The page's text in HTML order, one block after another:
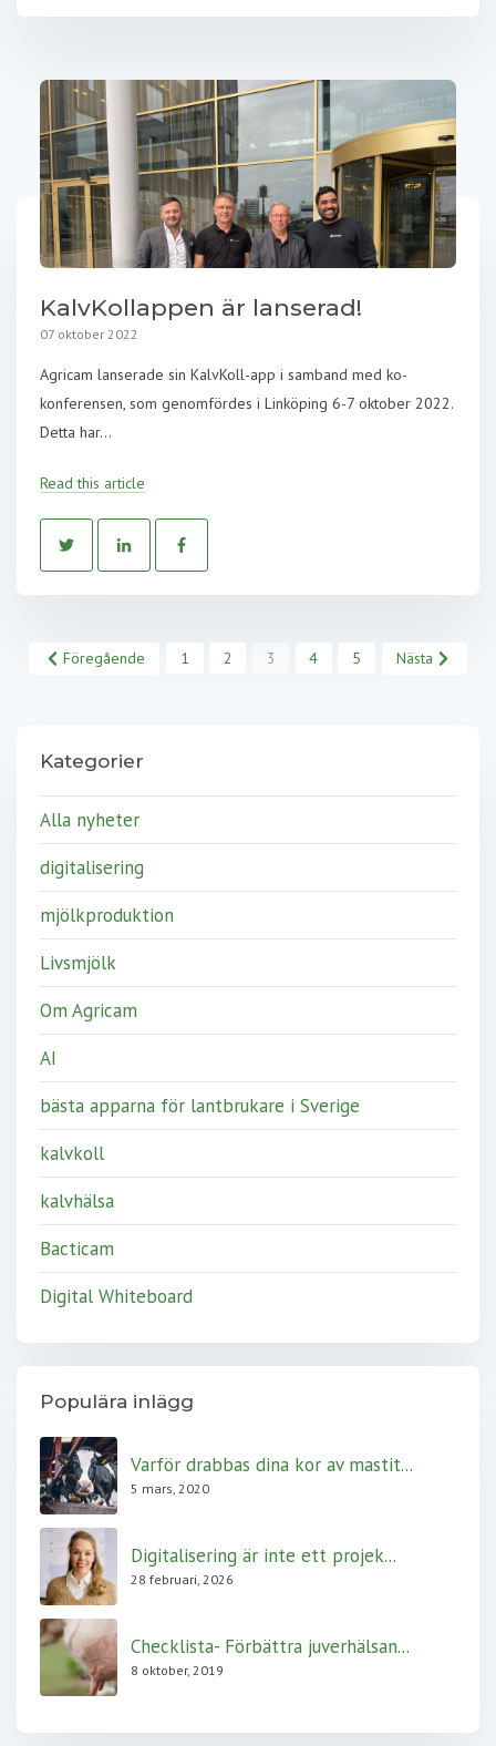
KalvKollappen är lanserad!
07 oktober 2022
Agricam lanserade sin KalvKoll-app i samband med ko-
konferensen, som genomfördes i Linköping 6-7 oktober 2022.
Detta har...
Read this article
Föregående 1 2 3 4 5 Nästa
Kategorier
Alla nyheter
digitalisering
mjölkproduktion
Livsmjölk
Om Agricam
AI
bästa apparna för lantbrukare i Sverige
kalvkoll
kalvhälsa
Bacticam
Digital Whiteboard
Populära inlägg
Varför drabbas dina kor av mastit...
5 mars, 2020
Digitalisering är inte ett projek...
28 februari, 2026
Checklista- Förbättra juverhälsan...
8 oktober, 2019